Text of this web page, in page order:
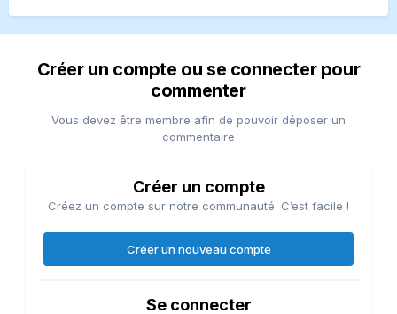
Créer un compte ou se connecter pour
commenter
Vous devez être membre afin de pouvoir déposer un
commentaire
Créer un compte
Créez un compte sur notre communauté. C’est facile !
Créer un nouveau compte
Se connecter